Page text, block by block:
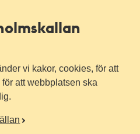
vi kakor, cookies, för att
att webbplatsen ska